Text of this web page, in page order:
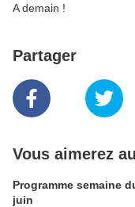
A demain !
Partager
Vous aimerez
Programme semaine
juin